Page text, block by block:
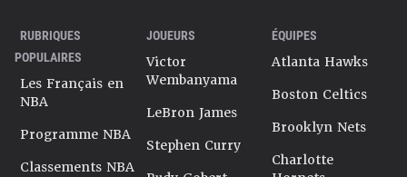
RUBRIQUES
POPULAIRES
Les Français en
NBA
Programme NBA
Classements NBA
JOUEURS
Victor
Wembanyama
LeBron James
Stephen Curry
ÉQUIPES
Atlanta Hawks
Boston Celtics
Brooklyn Nets
Charlotte